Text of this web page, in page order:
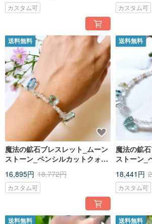
カスタム可 カスタム可
送料無料
魔法の鉱石ブレスレット_ムーン
ストーン_ペンシルカットクォー
ンクォーツ_シトリン
16,895円 18,772円
カスタム可
送料無料
魔法の鉱
ストーン_
ンクリスタ
18,441円
カスタム可
送料無料 送料無料